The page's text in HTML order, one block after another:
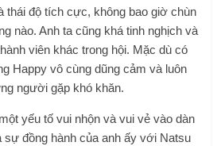
độ tích cực, không bao giờ chùn
nào. Anh ta cũng khá tinh nghịch và
viên khác trong hội. Mặc dù có
Happy vô cùng dũng cảm và luôn
người gặp khó khăn.
yếu tố vui nhộn và vui vẻ vào dàn
sự đồng hành của anh ấy với Natsu